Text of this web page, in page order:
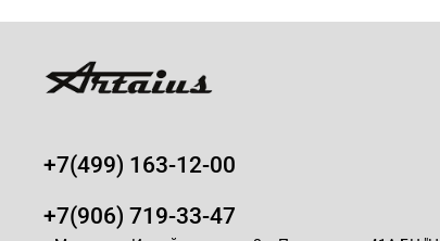
+7(499) 163-12-00
+7(906) 719-33-47